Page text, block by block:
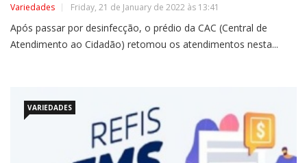
Variedades Friday, 21 de January de 2022 às 13:41
Após passar por desinfecção, o prédio da CAC (Central de
Atendimento ao Cidadão) retomou os atendimentos nesta...
VARIEDADES